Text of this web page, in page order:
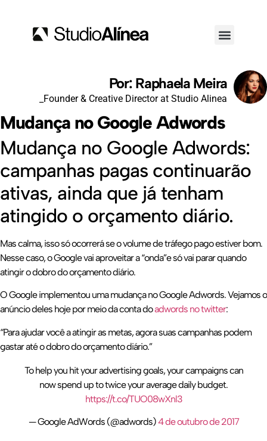
Por: Raphaela Meira
_Founder & Creative Director at Studio Alinea
Mudança no Google Adwords
Mudança no Google Adwords:
campanhas pagas continuarão
ativas, ainda que já tenham
atingido o orçamento diário.
Mas calma, isso só ocorrerá se o volume de tráfego pago estiver bom.
Nesse caso, o Google vai aproveitar a “onda”e só vai parar quando
atingir o dobro do orçamento diário.
O Google implementou uma mudança no Google Adwords. Vejamos o
anúncio deles hoje por meio da conta doadwords no twitter:
“Para ajudar você a atingir as metas, agora suas campanhas podem
gastar até o dobro do orçamento diário.”
To help you hit your advertising goals, your campaigns can
now spend up to twice your average daily budget.
https://t.co/TUO08wXnl3
— Google AdWords (@adwords)4 de outubro de 2017